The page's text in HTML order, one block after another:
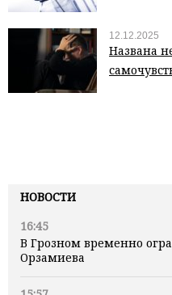
НОВОСТИ
16:45
В Грозном временно
Орзамиева
12.12.2025
Названа